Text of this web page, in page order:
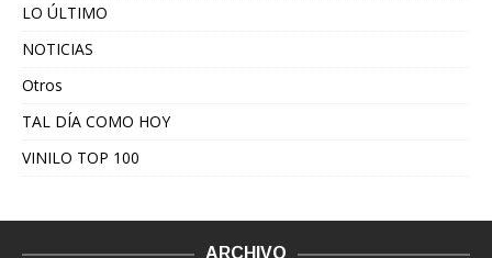
LO ÚLTIMO
NOTICIAS
Otros
TAL DÍA COMO HOY
VINILO TOP 100
ARCHIVO